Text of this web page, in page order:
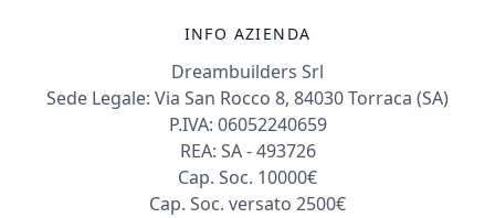
INFO AZIENDA
Dreambuilders Srl
Sede Legale: Via San Rocco 8, 84030 Torraca (SA)
P.IVA: 06052240659
REA: SA - 493726
Cap. Soc. 10000€
Cap. Soc. versato 2500€